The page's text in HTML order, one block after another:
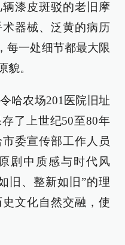
漆皮斑驳的老旧摩
器械、泛黄的病历
每一处细节都最大限
貌。
哈农场201医院旧址
了上世纪50至80年
委宣传部工作人员
剧中质感与时代风
旧、整新如旧”的理
文化自然交融，使